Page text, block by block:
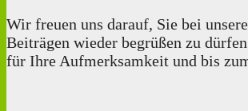
Wir freuen uns darauf, Sie bei
Beiträgen wieder begrüßen zu
für Ihre Aufmerksamkeit und bis